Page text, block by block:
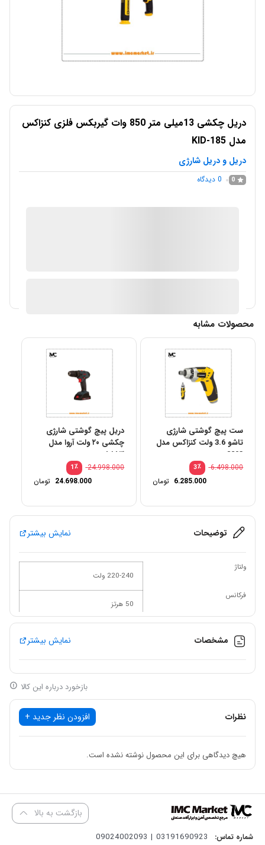
دريل چکشی 13ميلی متر 850 وات گيربکس فلزی کنزاکس
مدل KID-185
دریل و دریل شارژی
0
0 دیدگاه
محصولات مشابه
ست پیچ گوشتی شارژی
تاشو 3.6 ولت کنزاکس مدل
8203
٪3
6.498.000
6.285.000 تومان
دریل پیچ گوشتی شارژی
چکشی ۲۰ ولت آروا مدل
۵۸۵۳
٪1
24.998.000
24.698.000 تومان
توضیحات نمایش بیشتر
ولتاژ
220-240 ولت
فرکانس
50 هرتز
قدرت
3100-0 دور در دقیقه
قدرت سوراخکاری آهن
قدرت سوراخکاری مصالح
مشخصات نمایش بیشتر
بازخورد درباره این کالا
نظرات افزودن نظر جدید +
هیچ دیدگاهی برای این محصول نوشته نشده است.
بازگشت به بالا
شماره تماس: 03191690923 | 09024002093